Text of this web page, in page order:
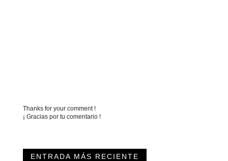
Thanks for your comment !
¡ Gracias por tu comentario !
ENTRADA MÁS RECIENTE